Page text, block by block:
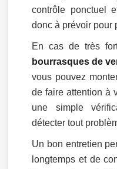
contrôle ponctuel
donc à prévoir pour
En cas de très
bourrasques de
vous pouvez
de faire attention à
une simple
détecter tout
Un bon entretien
longtemps et de